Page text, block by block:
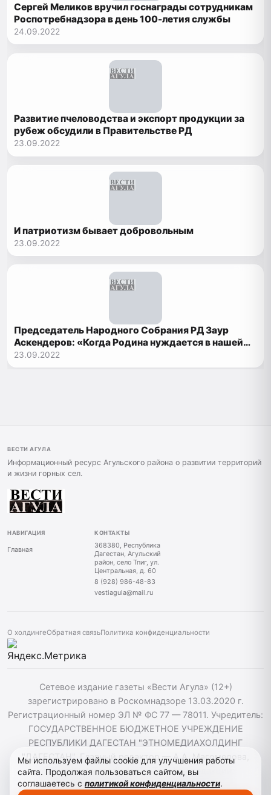
Сергей Меликов вручил госнаграды сотрудникам
Роспотребнадзора в день 100-летия службы
24.09.2022
Развитие пчеловодства и экспорт продукции за
рубеж обсудили в Правительстве РД
23.09.2022
И патриотизм бывает добровольным
23.09.2022
Председатель Народного Собрания РД Заур
Аскендеров: «Когда Родина нуждается в нашей
поддержке - мы не можем оставаться в стороне»
23.09.2022
ВЕСТИ АГУЛА
Информационный ресурс Агульского района о развитии территорий
и жизни горных сел.
НАВИГАЦИЯ
Главная
КОНТАКТЫ
368380, Республика
Дагестан, Агульский
район, село Тпиг, ул.
Центральная, д. 60
8 (928) 986-48-83
vestiagula@mail.ru
О холдингеОбратная связьПолитика конфиденциальности
Сетевое издание газеты «Вести Агула» (12+)
зарегистрировано в Роскомнадзоре 13.03.2020 г.
Регистрационный номер ЭЛ № ФС 77 — 78011. Учредитель:
ГОСУДАРСТВЕННОЕ БЮДЖЕТНОЕ УЧРЕЖДЕНИЕ
РЕСПУБЛИКИ ДАГЕСТАН "ЭТНОМЕДИАХОЛДИНГ
"ДАГЕСТАН". Главный редактор — А.А. Магомедова,
vestiagul@etnomediadag.ru Телефон редакции:
+79898808732 Телефон: +79289864883. При
Мы используем файлы cookie для улучшения работы
сайта. Продолжая пользоваться сайтом, вы
соглашаетесь с политикой конфиденциальности.